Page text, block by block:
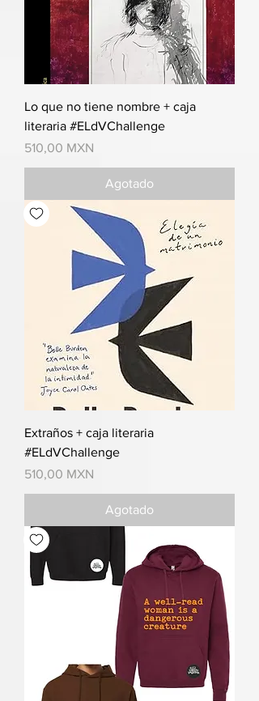
Lo que no tiene nombre + caja
literaria #ELdVChallenge
Precio
510,00 MXN
Agotado
Extraños + caja literaria
#ELdVChallenge
Precio
510,00 MXN
Agotado